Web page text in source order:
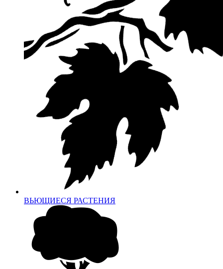
ВЬЮЩИЕСЯ РАСТЕНИЯ